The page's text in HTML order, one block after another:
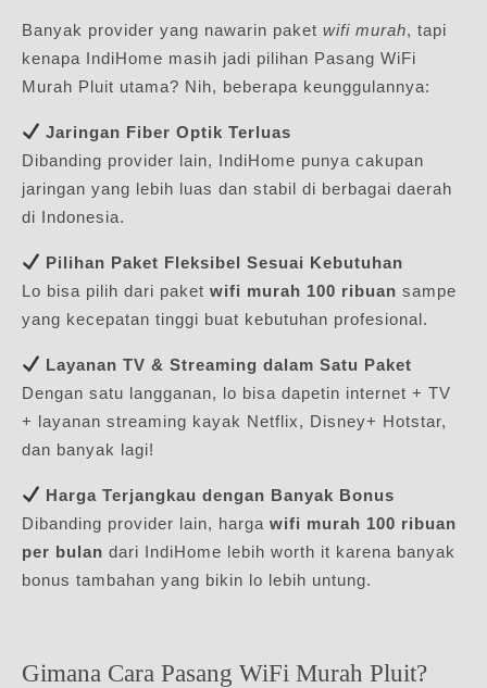
Banyak provider yang nawarin paket wifi murah, tapi
kenapa IndiHome masih jadi pilihan Pasang WiFi
Murah Pluit utama? Nih, beberapa keunggulannya:
Jaringan Fiber Optik Terluas
Dibanding provider lain, IndiHome punya cakupan
jaringan yang lebih luas dan stabil di berbagai daerah
di Indonesia.
Pilihan Paket Fleksibel Sesuai Kebutuhan
Lo bisa pilih dari paket wifi murah 100 ribuan sampe
yang kecepatan tinggi buat kebutuhan profesional.
Layanan TV & Streaming dalam Satu Paket
Dengan satu langganan, lo bisa dapetin internet + TV
+ layanan streaming kayak Netflix, Disney+ Hotstar,
dan banyak lagi!
Harga Terjangkau dengan Banyak Bonus
Dibanding provider lain, harga wifi murah 100 ribuan
per bulan dari IndiHome lebih worth it karena banyak
bonus tambahan yang bikin lo lebih untung.
Gimana Cara Pasang WiFi Murah Pluit?